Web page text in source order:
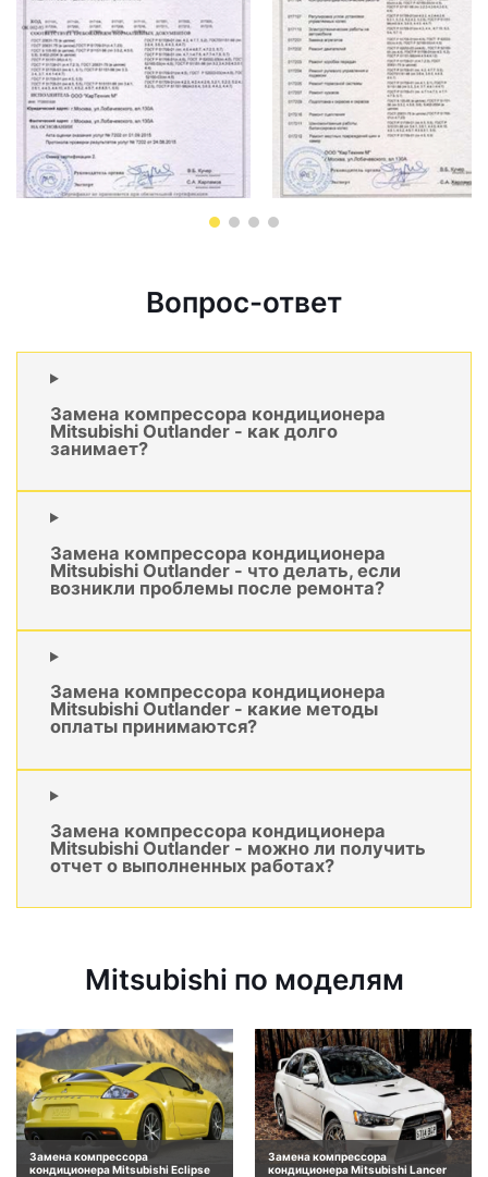
Вопрос-ответ
Замена компрессора кондиционера
Mitsubishi Outlander - как долго
занимает?
Замена компрессора кондиционера
Mitsubishi Outlander - что делать, если
возникли проблемы после ремонта?
Замена компрессора кондиционера
Mitsubishi Outlander - какие методы
оплаты принимаются?
Замена компрессора кондиционера
Mitsubishi Outlander - можно ли получить
отчет о выполненных работах?
Mitsubishi по моделям
Замена компрессора
кондиционера Mitsubishi Eclipse
Замена компрессора
кондиционера Mitsubishi Lancer